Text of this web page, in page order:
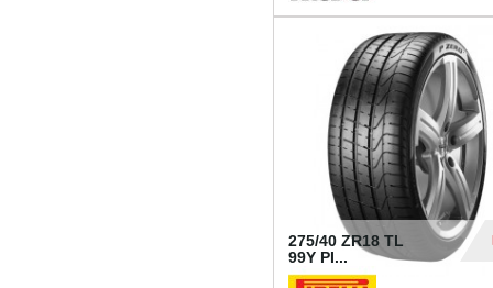
275/40 ZR18 TL
99Y PI...